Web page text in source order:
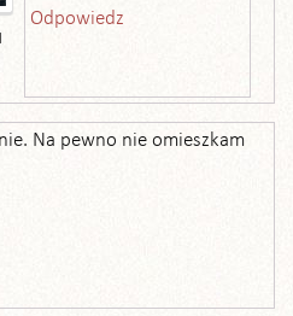
Odpowiedz
Na pewno nie omieszkam